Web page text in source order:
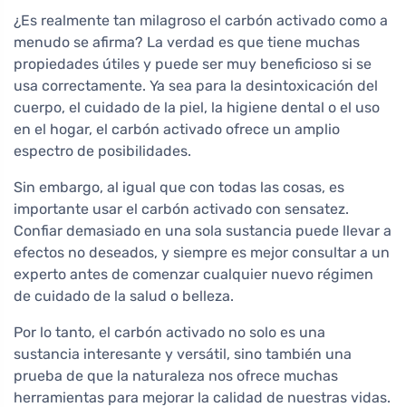
¿Es realmente tan milagroso el carbón activado como a
menudo se afirma? La verdad es que tiene muchas
propiedades útiles y puede ser muy beneficioso si se
usa correctamente. Ya sea para la desintoxicación del
cuerpo, el cuidado de la piel, la higiene dental o el uso
en el hogar, el carbón activado ofrece un amplio
espectro de posibilidades.
Sin embargo, al igual que con todas las cosas, es
importante usar el carbón activado con sensatez.
Confiar demasiado en una sola sustancia puede llevar a
efectos no deseados, y siempre es mejor consultar a un
experto antes de comenzar cualquier nuevo régimen
de cuidado de la salud o belleza.
Por lo tanto, el carbón activado no solo es una
sustancia interesante y versátil, sino también una
prueba de que la naturaleza nos ofrece muchas
herramientas para mejorar la calidad de nuestras vidas.